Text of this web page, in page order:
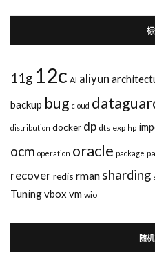
11g 12c AI aliyun
backup bug cloud
distribution docker dp dts exp hp
ocm operation oracle package
recover redis rman sharding
Tuningvbox vm wio
随